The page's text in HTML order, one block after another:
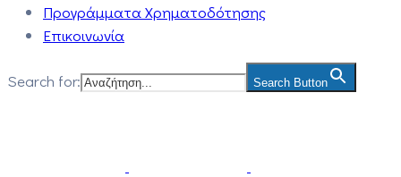
Προγράμματα Χρηματοδότησης
Επικοινωνία
Search for: Search Button